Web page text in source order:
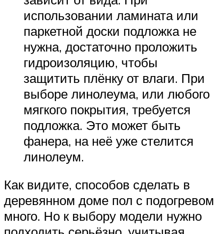
использовании ламината или
паркетной доски подложка не
нужна, достаточно проложить
гидроизоляцию, чтобы
защитить плёнку от влаги. При
выборе линолеума, или любого
мягкого покрытия, требуется
подложка. Это может быть
фанера, на неё уже стелится
линолеум.
Как видите, способов сделать в
деревянном доме пол с подогревом
много. Но к выбору модели нужно